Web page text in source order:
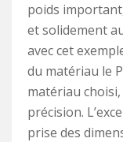
poids
et solidement
avec cet
du matériau le
matériau
précision.
prise des